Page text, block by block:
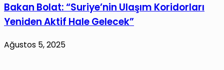
Bakan Bolat: “Suriye’nin Ulaşım Koridorları
Yeniden Aktif Hale Gelecek”
Ağustos 5, 2025